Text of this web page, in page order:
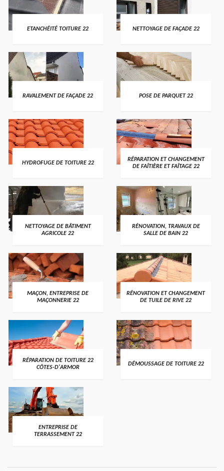
ETANCHÉITÉ TOITURE 22 NETTOYAGE DE FAÇADE 22
RAVALEMENT DE FAÇADE 22 POSE DE PARQUET 22
HYDROFUGE DE TOITURE 22
RÉPARATION ET CHANGEMENT
DE FAÎTIÈRE ET FAÎTAGE 22
NETTOYAGE DE BÂTIMENT
AGRICOLE 22
RÉNOVATION, TRAVAUX DE
SALLE DE BAIN 22
MAÇON, ENTREPRISE DE
MAÇONNERIE 22
RÉNOVATION ET CHANGEMENT
DE TUILE DE RIVE 22
RÉPARATION DE TOITURE 22
CÔTES-D'ARMOR
DÉMOUSSAGE DE TOITURE 22
ENTREPRISE DE
TERRASSEMENT 22